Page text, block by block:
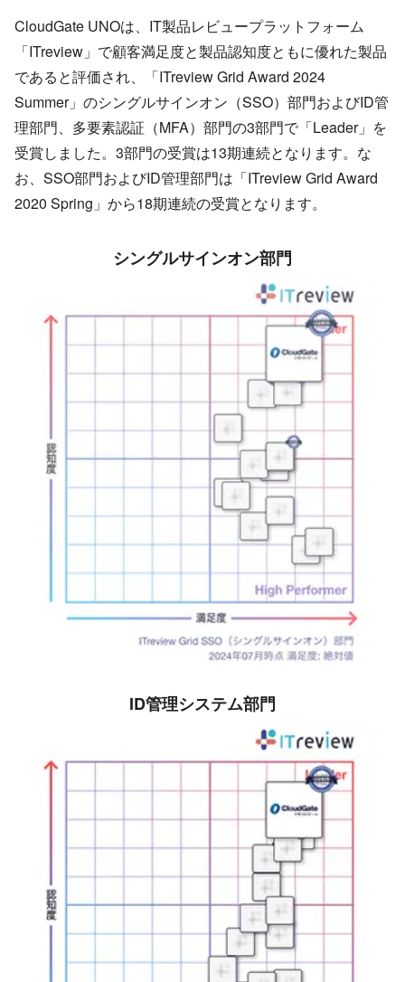
CloudGate UNOは、IT製品レビュープラットフォーム
「ITreview」で顧客満足度と製品認知度ともに優れた製品
であると評価され、「ITreview Grid Award 2024
Summer」のシングルサインオン（SSO）部門およびID管
理部門、多要素認証（MFA）部門の3部門で「Leader」を
受賞しました。3部門の受賞は13期連続となります。な
お、SSO部門およびID管理部門は「ITreview Grid Award
2020 Spring」から18期連続の受賞となります。
シングルサインオン部門
ID管理システム部門